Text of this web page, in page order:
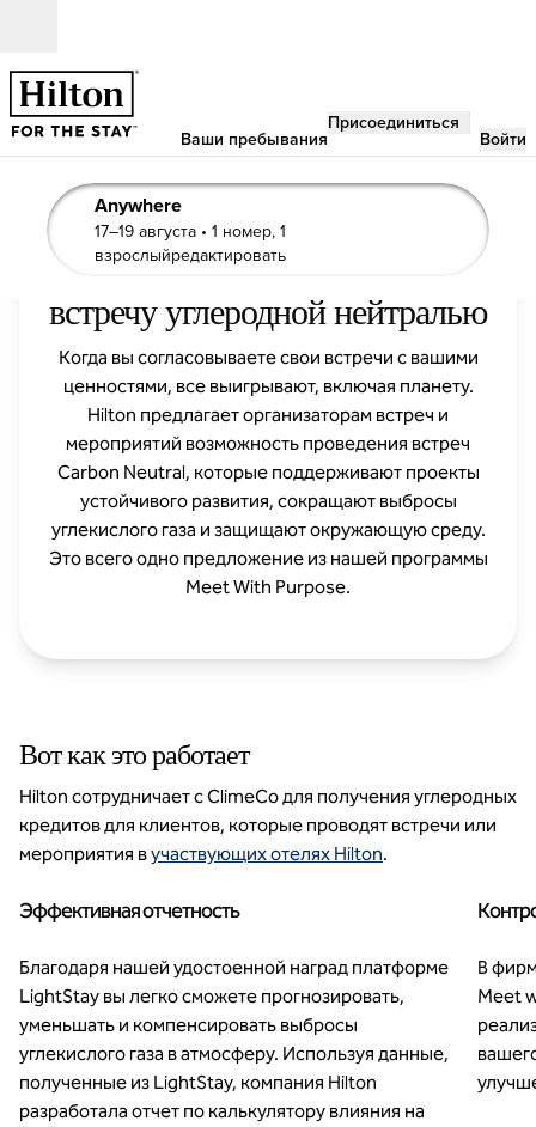
Ваши пребывания
Присоединиться
Войти
Anywhere
17–19 августа • 1 номер, 1
взрослыйредактировать
данные поиска, 17–19 августа, 1 номер, 1 взрослый
Сделайте свою следующую
встречу углеродной нейтралью
Когда вы согласовываете свои встречи с вашими
ценностями, все выигрывают, включая планету.
Hilton предлагает организаторам встреч и
мероприятий возможность проведения встреч
Carbon Neutral, которые поддерживают проекты
устойчивого развития, сокращают выбросы
углекислого газа и защищают окружающую среду.
Это всего одно предложение из нашей программы
Meet With Purpose.
Вот как это работает
Hilton сотрудничает с ClimeCo для получения углеродных
кредитов для клиентов, которые проводят встречи или
мероприятия вучаствующих отелях Hilton.
Эффективная отчетность
Благодаря нашей удостоенной наград платформе
LightStay вы легко сможете прогнозировать,
уменьшать и компенсировать выбросы
углекислого газа в атмосферу. Используя данные,
полученные из LightStay, компания Hilton
разработала отчет по калькулятору влияния на
В
Meet